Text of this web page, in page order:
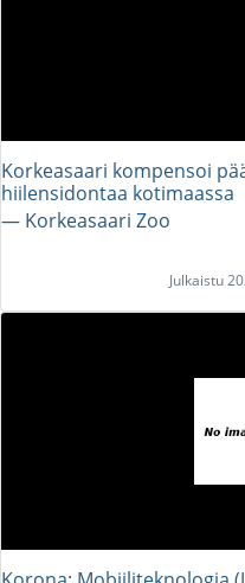
Korkeasaari kompensoi
hiilensidontaa kotimaassa
― Korkeasaari Zoo
Julkaistu